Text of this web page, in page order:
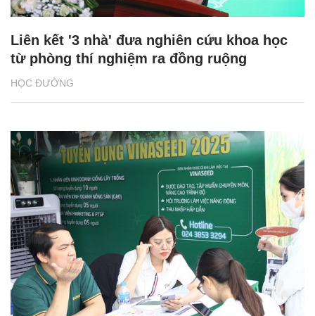
HỌC ĐƯỜNG
Liên kết '3 nhà' đưa nghiên cứu khoa học
từ phòng thí nghiệm ra đồng ruộng